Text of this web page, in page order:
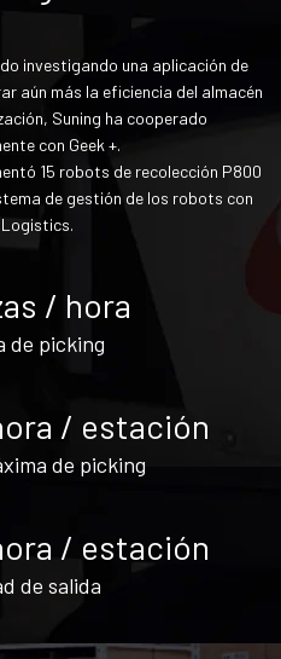
investigando una aplicación de
aún más la eficiencia del almacén
Suning ha cooperado
con Geek +.
15 robots de recolección P800
de gestión de los robots con
Logistics.
/ hora
de picking
/ estación
de picking
/ estación
de salida